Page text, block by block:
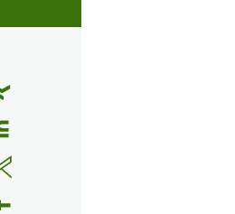
(Opens in a new window)
(Opens in a new window)
(Opens in a new window)